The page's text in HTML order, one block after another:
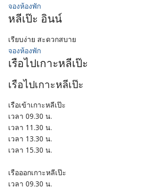
จองห้องพัก
หลีเป๊ะ อินน์
เรียบง่าย สะดวกสบาย
จองห้องพัก
เรือไปเกาะหลีเป๊ะ
เรือไปเกาะหลีเป๊ะ
เรือเข้าเกาะหลีเป๊ะ
เวลา 09.30 น.
เวลา 11.30 น.
เวลา 13.30 น.
เวลา 15.30 น.
เรือออกเกาะหลีเป๊ะ
เวลา 09.30 น.